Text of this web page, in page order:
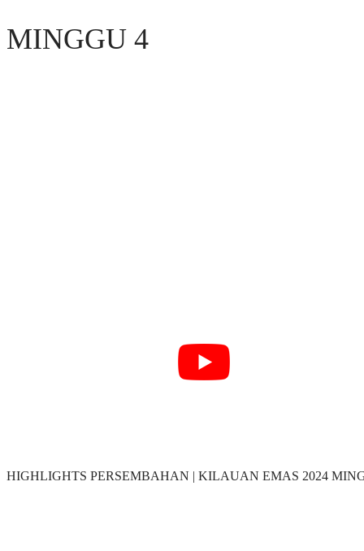
MINGGU 4
HIGHLIGHTS PERSEMBAHAN | KILAUAN EMAS 2024